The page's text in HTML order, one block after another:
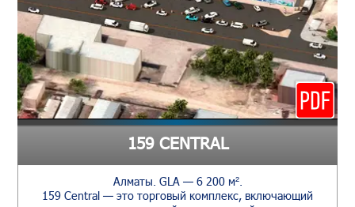
159 CENTRAL
Алматы. GLA — 6 200 м².
159 Central — это торговый комплекс, включающий